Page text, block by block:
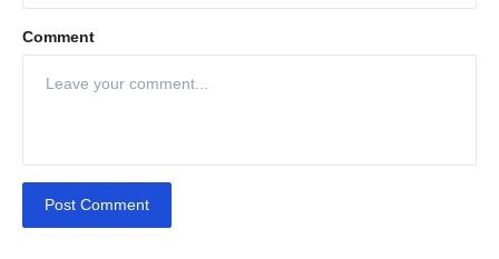
Comment
Post Comment